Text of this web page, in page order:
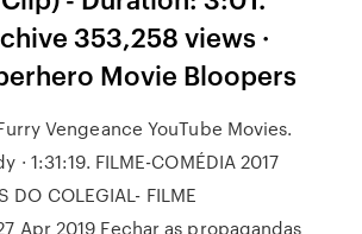
353,258 views ·
Movie Bloopers
Vengeance YouTube Movies.
· 1:31:19. FILME-COMÉDIA 2017
DO COLEGIAL- FILME
Apr 2019 Fechar as propagandas